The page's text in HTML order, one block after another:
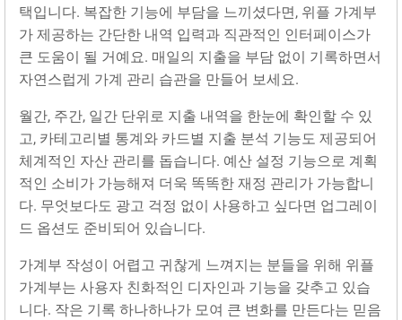
택입니다. 복잡한 기능에 부담을 느끼셨다면, 위플 가계부
가 제공하는 간단한 내역 입력과 직관적인 인터페이스가
큰 도움이 될 거예요. 매일의 지출을 부담 없이 기록하면서
자연스럽게 가계 관리 습관을 만들어 보세요.
월간, 주간, 일간 단위로 지출 내역을 한눈에 확인할 수 있
고, 카테고리별 통계와 카드별 지출 분석 기능도 제공되어
체계적인 자산 관리를 돕습니다. 예산 설정 기능으로 계획
적인 소비가 가능해져 더욱 똑똑한 재정 관리가 가능합니
다. 무엇보다도 광고 걱정 없이 사용하고 싶다면 업그레이
드 옵션도 준비되어 있습니다.
가계부 작성이 어렵고 귀찮게 느껴지는 분들을 위해 위플
가계부는 사용자 친화적인 디자인과 기능을 갖추고 있습
니다. 작은 기록 하나하나가 모여 큰 변화를 만든다는 믿음